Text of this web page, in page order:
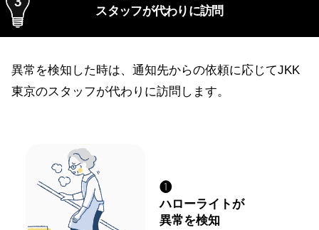
スタッフが代わりに訪問
異常を検知した時は、通知先からの依頼に応じてJKK
東京のスタッフが代わりに訪問します。
❶
ハローライトが
異常を検知